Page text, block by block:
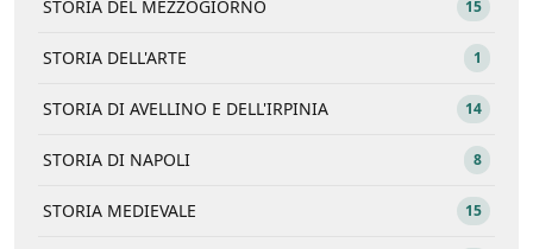
STORIA DEL MEZZOGIORNO 15
STORIA DELL'ARTE 1
STORIA DI AVELLINO E DELL'IRPINIA 14
STORIA DI NAPOLI 8
STORIA MEDIEVALE 15